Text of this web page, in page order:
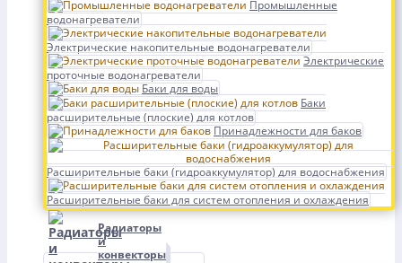
Промышленные
водонагреватели
Электрические накопительные водонагреватели
Электрические
проточные водонагреватели
Баки для воды
Баки
расширительные (плоские) для котлов
Принадлежности для баков
Расширительные баки (гидроаккумулятор) для водоснабжения
Расширительные баки для систем отопления и охлаждения
Радиаторы
и
конвекторы